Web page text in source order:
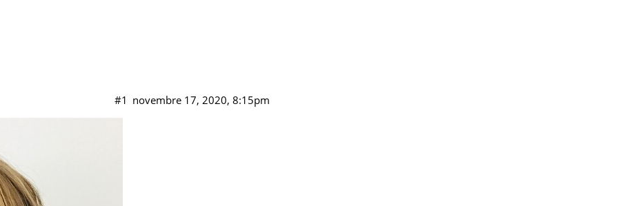
novembre 17, 2020, 8:15pm
#1